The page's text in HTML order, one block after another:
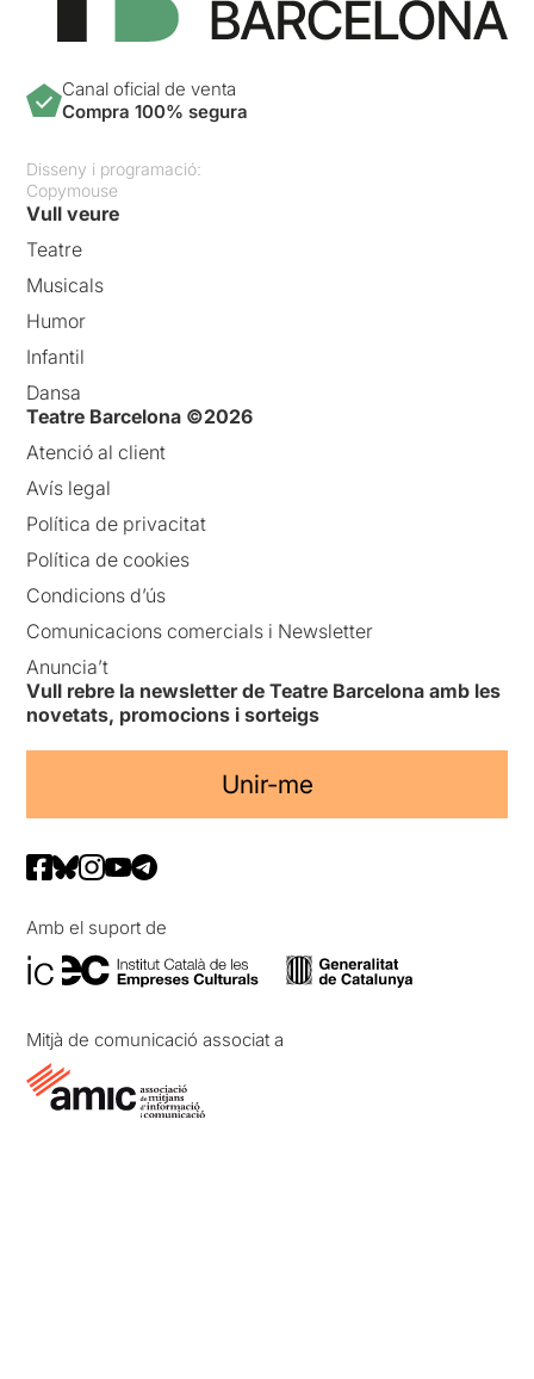
Canal oficial de venta
Compra 100% segura
Disseny i programació:
Copymouse
Vull veure
Teatre
Musicals
Humor
Infantil
Dansa
Teatre Barcelona ©2026
Atenció al client
Avís legal
Política de privacitat
Política de cookies
Condicions d’ús
Comunicacions comercials i Newsletter
Anuncia’t
Vull rebre la newsletter de Teatre Barcelona amb les
novetats, promocions i sorteigs
Unir-me
Amb el suport de
Mitjà de comunicació associat a